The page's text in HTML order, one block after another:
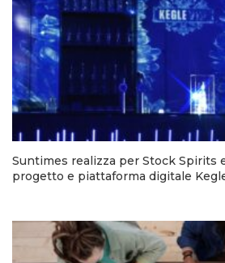
Suntimes realizza per Stock Spirits
progetto e piattaforma digitale